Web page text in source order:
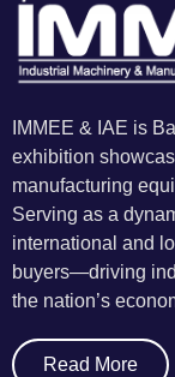
IMMEE & IAE is
exhibition
manufacturing
Serving as a
international and
buyers—driving
the nation’s
Read More